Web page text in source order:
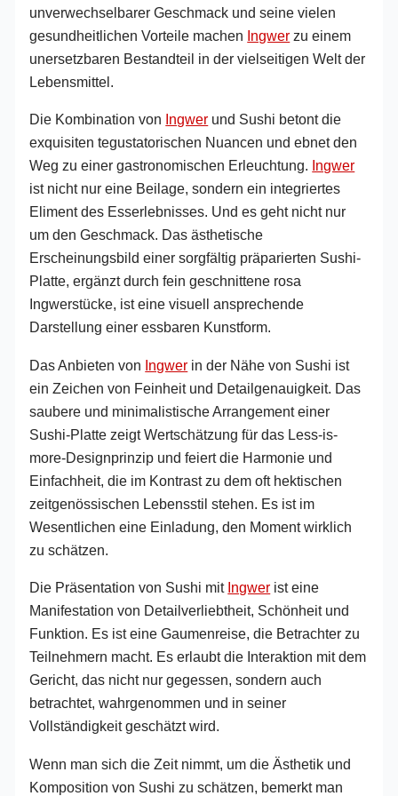
unverwechselbarer Geschmack und seine vielen
gesundheitlichen Vorteile machen Ingwer zu einem
unersetzbaren Bestandteil in der vielseitigen Welt der
Lebensmittel.
Die Kombination von Ingwer und Sushi betont die
exquisiten tegustatorischen Nuancen und ebnet den
Weg zu einer gastronomischen Erleuchtung. Ingwer
ist nicht nur eine Beilage, sondern ein integriertes
Eliment des Esserlebnisses. Und es geht nicht nur
um den Geschmack. Das ästhetische
Erscheinungsbild einer sorgfältig präparierten Sushi-
Platte, ergänzt durch fein geschnittene rosa
Ingwerstücke, ist eine visuell ansprechende
Darstellung einer essbaren Kunstform.
Das Anbieten von Ingwer in der Nähe von Sushi ist
ein Zeichen von Feinheit und Detailgenauigkeit. Das
saubere und minimalistische Arrangement einer
Sushi-Platte zeigt Wertschätzung für das Less-is-
more-Designprinzip und feiert die Harmonie und
Einfachheit, die im Kontrast zu dem oft hektischen
zeitgenössischen Lebensstil stehen. Es ist im
Wesentlichen eine Einladung, den Moment wirklich
zu schätzen.
Die Präsentation von Sushi mit Ingwer ist eine
Manifestation von Detailverliebtheit, Schönheit und
Funktion. Es ist eine Gaumenreise, die Betrachter zu
Teilnehmern macht. Es erlaubt die Interaktion mit dem
Gericht, das nicht nur gegessen, sondern auch
betrachtet, wahrgenommen und in seiner
Vollständigkeit geschätzt wird.
Wenn man sich die Zeit nimmt, um die Ästhetik und
Komposition von Sushi zu schätzen, bemerkt man